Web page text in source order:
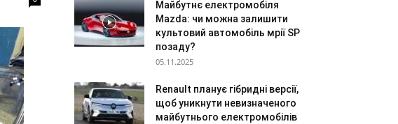
Майбутнє електромобіля
Mazda: чи можна залишити
культовий автомобіль мрії SP
позаду?
05.11.2025
Renault планує гібридні версії,
щоб уникнути невизначеного
майбутнього електромобілів